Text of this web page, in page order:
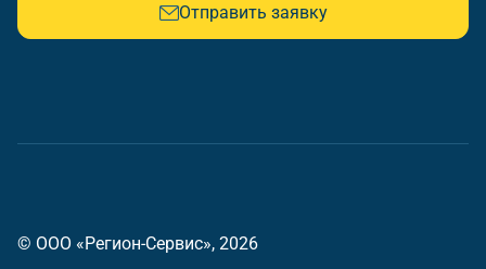
Отправить заявку
© ООО «Регион-Сервис», 2026